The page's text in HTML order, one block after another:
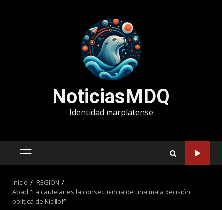
NoticiasMDQ
Identidad marplatense
MENÚ
Inicio
REGION
Abad “La cautelar es la consecuencia de una mala decisión
politica de Kicillof”